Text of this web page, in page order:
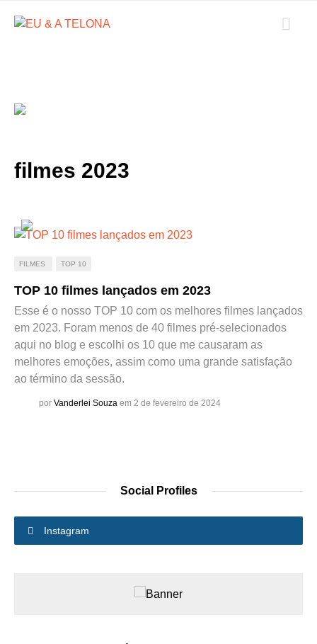
filmes 2023
FILMES TOP 10
TOP 10 filmes lançados em 2023
Esse é o nosso TOP 10 com os melhores filmes lançados
em 2023. Foram menos de 40 filmes pré-selecionados
aqui no blog e escolhi os 10 que me causaram as
melhores emoções, assim como uma grande satisfação
ao término da sessão.
por Vanderlei Souza em 2 de fevereiro de 2024
Social Profiles
Instagram